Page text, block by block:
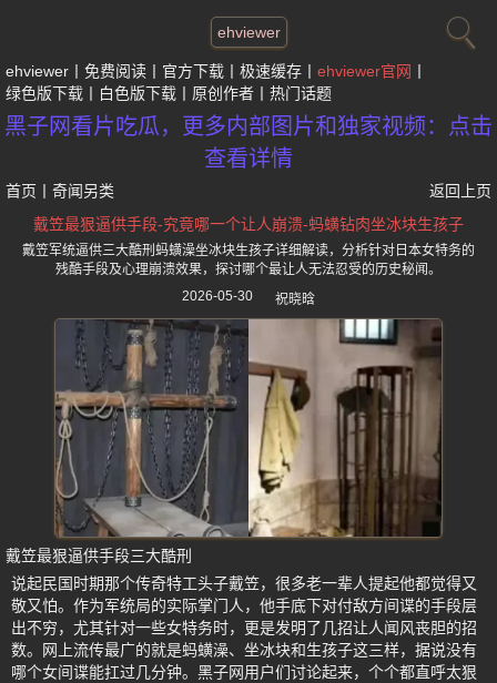
ehviewer
ehviewer 免费阅读 官方下载 极速缓存
ehviewer官网
绿色版下载
白色版下载 原创作者 热门话题
黑子网看片吃瓜，更多内部图片和独家视频：点击
查看详情
首页 奇闻另类
返回上页
戴笠最狠逼供手段-究竟哪一个让人崩溃-蚂蟥钻肉坐冰块生孩子
戴笠军统逼供三大酷刑蚂蟥澡坐冰块生孩子详细解读，分析针对日本女特务的
残酷手段及心理崩溃效果，探讨哪个最让人无法忍受的历史秘闻。
2026-05-30
祝晓晗
戴笠最狠逼供手段三大酷刑
说起民国时期那个传奇特工头子戴笠，很多老一辈人提起他都觉得又
敬又怕。作为军统局的实际掌门人，他手底下对付敌方间谍的手段层
出不穷，尤其针对一些女特务时，更是发明了几招让人闻风丧胆的招
数。网上流传最广的就是蚂蟥澡、坐冰块和生孩子这三样，据说没有
哪个女间谍能扛过几分钟。黑子网用户们讨论起来，个个都直呼太狠